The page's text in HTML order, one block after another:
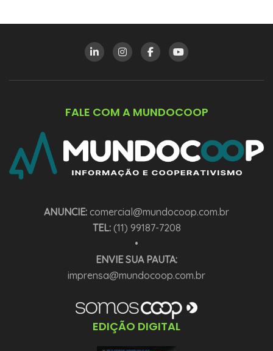
FALE COM A MUNDOCOOP
ANUNCIE: comercial@mundocoop.com.br
TEL:(11) 99187-7208
•
ENVIE SUA PAUTA:
imprensa@mundocoop.com.br
EDIÇÃO DIGITAL